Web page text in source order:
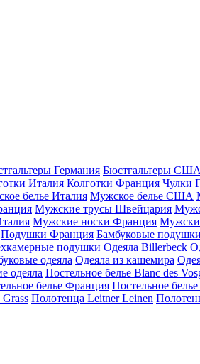
Германия Бюстгальтеры США
Италия Колготки Франция Чулки
белье Италия Мужское белье США
Мужские трусы Швейцария
Мужские носки Франция
Подушки Франция Бамбуковые подушки
подушки Одеяла Billerbeck
одеяла Одеяла из кашемира
одеяла Постельное белье Blanc des
белье Франция Постельное белье
Полотенца Leitner Leinen